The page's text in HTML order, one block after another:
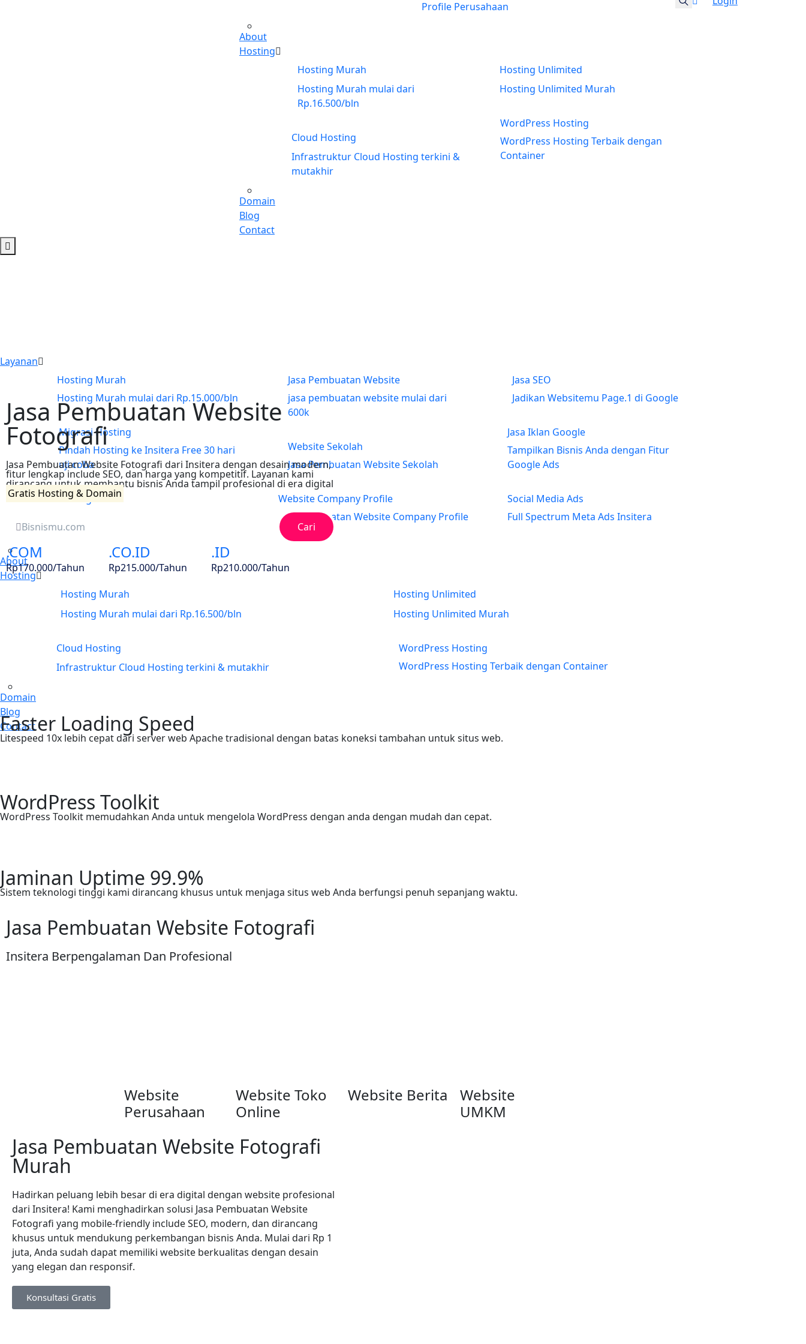
Profile Perusahaan
About
Hosting
Hosting Murah
Hosting Murah mulai dari
Rp.16.500/bln
Cloud Hosting
Infrastruktur Cloud Hosting terkini &
mutakhir
Hosting Unlimited
Hosting Unlimited Murah
WordPress Hosting
WordPress Hosting Terbaik dengan
Container
Domain
Blog
Contact
Layanan
Hosting Murah
Hosting Murah mulai dari Rp.15.000/bln
Migrasi Hosting
Pindah Hosting ke Insitera Free 30 hari
uji coba
Hosting Bisnis
Anda
Jasa Pembuatan Website
jasa pembuatan website mulai dari
600k
Website Sekolah
Jasa Pembuatan Website Sekolah
Website Company Profile
Jasa Pembuatan Website Company Profile
Perusahaan
Jasa SEO
Jadikan Websitemu Page.1 di Google
Jasa Iklan Google
Tampilkan Bisnis Anda dengan Fitur
Google Ads
Social Media Ads
Full Spectrum Meta Ads Insitera
About
Hosting
Hosting Murah
Hosting Murah mulai dari Rp.16.500/bln
Cloud Hosting
Infrastruktur Cloud Hosting terkini & mutakhir
Hosting Unlimited
Hosting Unlimited Murah
WordPress Hosting
WordPress Hosting Terbaik dengan Container
Domain
Blog
Contact
Jasa Pembuatan Website
Fotografi
Jasa Pembuatan Website Fotografi dari Insitera dengan desain modern,
fitur lengkap include SEO, dan harga yang kompetitif. Layanan kami
dirancang untuk membantu bisnis Anda tampil profesional di era digital
Gratis Hosting & Domain
Cari
.COM
Rp170.000/Tahun
.CO.ID
Rp215.000/Tahun
.ID
Rp210.000/Tahun
Faster Loading Speed
Litespeed 10x lebih cepat dari server web Apache tradisional dengan batas koneksi tambahan untuk situs web.
WordPress Toolkit
WordPress Toolkit memudahkan Anda untuk mengelola WordPress dengan anda dengan mudah dan cepat.
Jaminan Uptime 99.9%
Sistem teknologi tinggi kami dirancang khusus untuk menjaga situs web Anda berfungsi penuh sepanjang waktu.
Jasa Pembuatan Website Fotografi
Insitera Berpengalaman Dan Profesional
Website
Perusahaan
Website Toko
Online
Website Berita
Website
UMKM
Jasa Pembuatan Website Fotografi
Murah
Hadirkan peluang lebih besar di era digital dengan website profesional
dari Insitera! Kami menghadirkan solusi Jasa Pembuatan Website
Fotografi yang mobile-friendly include SEO, modern, dan dirancang
khusus untuk mendukung perkembangan bisnis Anda. Mulai dari Rp 1
juta, Anda sudah dapat memiliki website berkualitas dengan desain
yang elegan dan responsif.
Konsultasi Gratis